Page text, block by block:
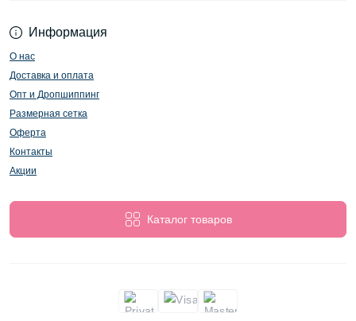
Информация
О нас
Доставка и оплата
Опт и Дропшиппинг
Размерная сетка
Оферта
Контакты
Акции
Каталог товаров